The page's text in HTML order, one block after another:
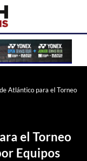
Atlántico para el Torneo
el Torneo
Equipos